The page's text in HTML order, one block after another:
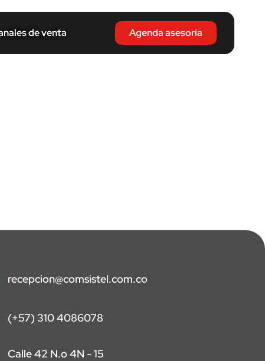
de venta Agenda asesoría
recepcion@comsistel.com.co
(+57) 310 4086078
Calle 42 N.o 4N - 15